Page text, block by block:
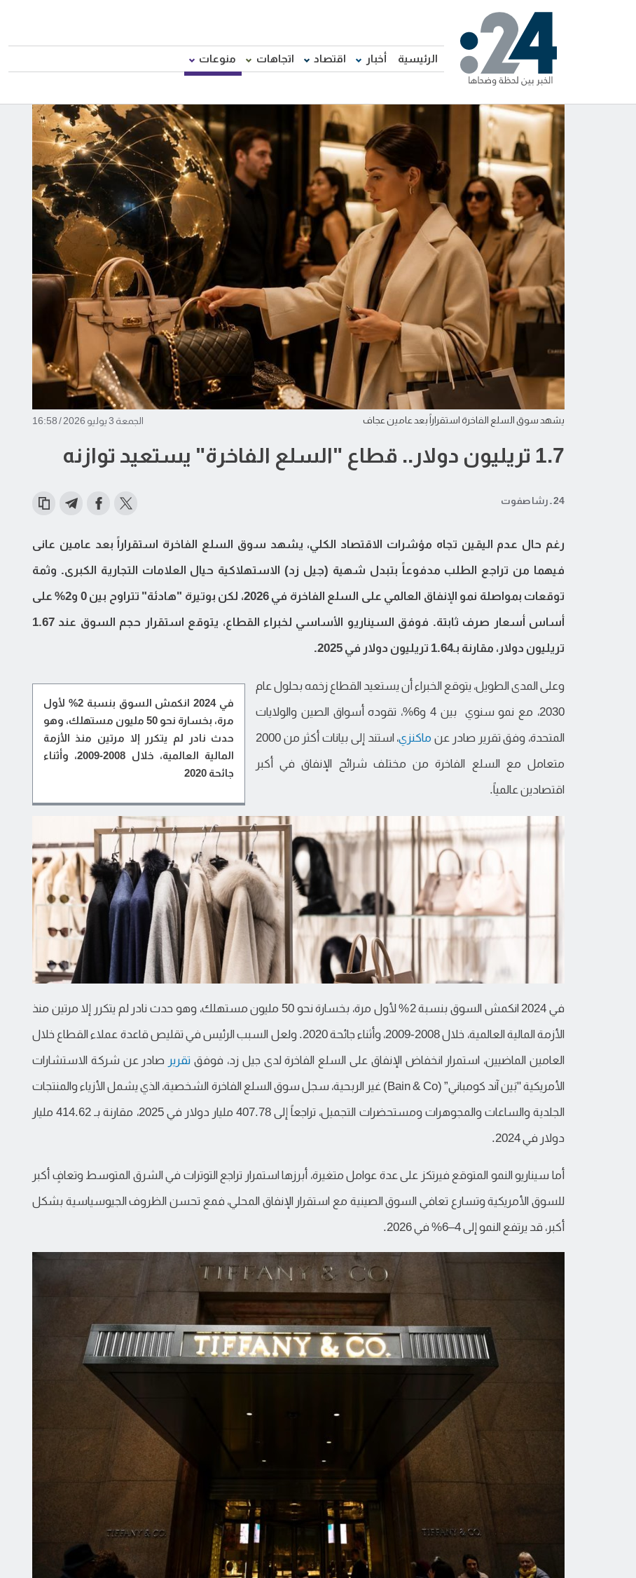
الرئيسية أخبار اقتصاد اتجاهات منوعات
يشهد سوق السلع الفاخرة استقراراً بعد عامين عجاف الجمعة 3 يوليو 2026 / 16:58
1.7 تريليون دولار.. قطاع "السلع الفاخرة" يستعيد توازنه
24 ـ رشا صفوت
رغم حال عدم اليقين تجاه مؤشرات الاقتصاد الكلي، يشهد سوق السلع الفاخرة استقراراً بعد عامين عانى
فيهما من تراجع الطلب مدفوعاً بتبدل شهية (جيل زد) الاستهلاكية حيال العلامات التجارية الكبرى. وثمة
توقعات بمواصلة نمو الإنفاق العالمي على السلع الفاخرة في 2026، لكن بوتيرة "هادئة" تتراوح بين 0 و2% على
أساس أسعار صرف ثابتة. فوفق السيناريو الأساسي لخبراء القطاع، يتوقع استقرار حجم السوق عند 1.67
تريليون دولار، مقارنة بـ1.64 تريليون دولار في 2025.
في 2024 انكمش السوق بنسبة 2% لأول
مرة، بخسارة نحو 50 مليون مستهلك، وهو
حدث نادر لم يتكرر إلا مرتين منذ الأزمة
المالية العالمية، خلال 2008-2009، وأثناء
جائحة 2020
وعلى المدى الطويل، يتوقع الخبراء أن يستعيد القطاع زخمه بحلول عام
2030، مع نمو سنوي بين 4 و6%، تقوده أسواق الصين والولايات
المتحدة، وفق تقرير صادر عن ماكنزي ، استند إلى بيانات أكثر من 2000
متعامل مع السلع الفاخرة من مختلف شرائح الإنفاق في أكبر
اقتصادين عالمياً.
في 2024 انكمش السوق بنسبة 2% لأول مرة، بخسارة نحو 50 مليون مستهلك، وهو حدث نادر لم يتكرر إلا مرتين منذ
الأزمة المالية العالمية، خلال 2008-2009، وأثناء جائحة 2020. ولعل السبب الرئيس في تقليص قاعدة عملاء القطاع خلال
العامين الماضيين، استمرار انخفاض الإنفاق على السلع الفاخرة لدى جيل زد، فوفق تقرير صادر عن شركة الاستشارات
الأمريكية "بَين آند كومباني” (Bain & Co) غير الربحية، سجل سوق السلع الفاخرة الشخصية، الذي يشمل الأزياء والمنتجات
الجلدية والساعات والمجوهرات ومستحضرات التجميل، تراجعاً إلى 407.78 مليار دولار في 2025، مقارنة بـ 414.62 مليار
دولار في 2024.
أما سيناريو النمو المتوقع فيرتكز على عدة عوامل متغيرة، أبرزها استمرار تراجع التوترات في الشرق المتوسط وتعافٍ أكبر
للسوق الأمريكية وتسارع تعافي السوق الصينية مع استقرار الإنفاق المحلي، فمع تحسن الظروف الجيوسياسية بشكل
أكبر، قد يرتفع النمو إلى 4–6% في 2026.